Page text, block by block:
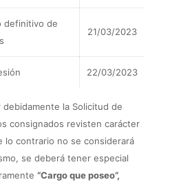
definitivo de
21/03/2023
22/03/2023
debidamente la Solicitud de
consignados revisten carácter
lo contrario no se considerará
se deberá tener especial
“Cargo que poseo”,